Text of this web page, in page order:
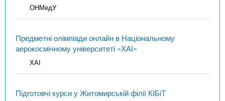
ОНМедУ
Предметні олімпіади онлайн в Національному
аерокосмічному університеті «ХАІ»
ХАІ
Підготовчі курси у Житомирській філії КІБіТ